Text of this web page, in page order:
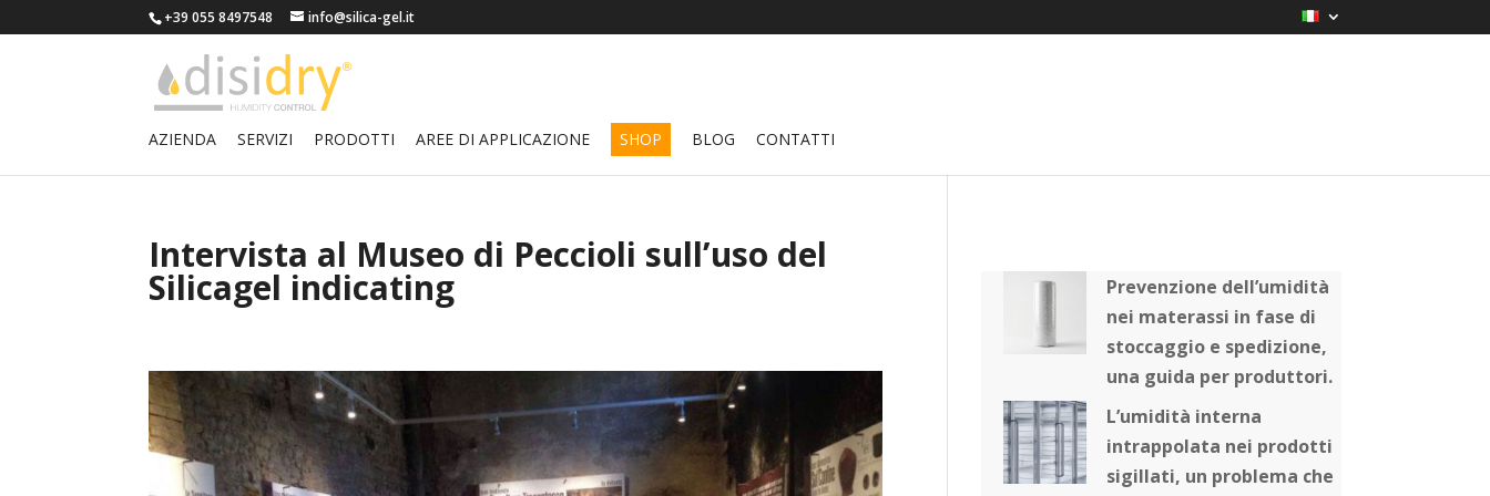
+39 055 8497548 info@silica-gel.it
AZIENDA SERVIZI PRODOTTI AREE DI APPLICAZIONE SHOP BLOG CONTATTI
Intervista al Museo di Peccioli sull’uso del
Silicagel indicating
Prevenzione dell’umidità
nei materassi in fase di
stoccaggio e spedizione,
una guida per produttori.
L’umidità interna
intrappolata nei prodotti
sigillati, un problema che